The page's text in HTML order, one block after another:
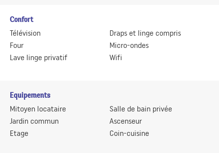
Confort
Télévision
Four
Lave linge privatif
Draps et linge compris
Micro-ondes
Wifi
Equipements
Mitoyen locataire
Jardin commun
Etage
Salle de bain privée
Ascenseur
Coin-cuisine